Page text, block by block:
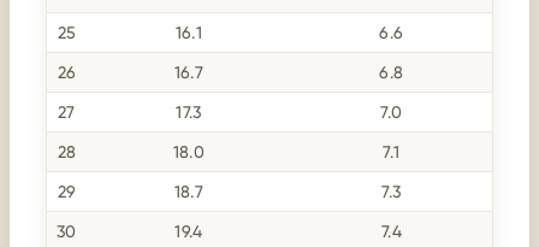
25 16.1 6.6
26 16.7 6.8
27 17.3 7.0
28 18.0 7.1
29 18.7 7.3
30 19.4 7.4